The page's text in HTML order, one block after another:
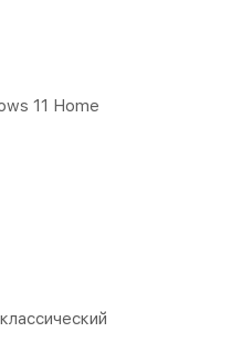
11 Home